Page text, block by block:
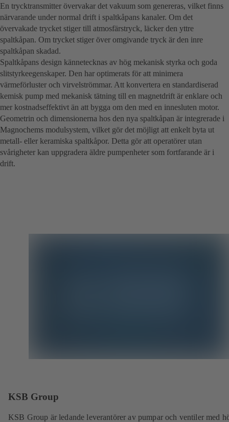
En trycktransmitter övervakar det vakuum som genereras, vilket finns
närvarande under normal drift i spaltkåpans kanaler. Om det
övervakade trycket stiger till atmosfärstryck, läcker den yttre
spaltkåpan. Om trycket stiger över omgivande tryck är den inre
spaltkåpan skadad.
Spaltkåpans design kännetecknas av hög mekanisk styrka och goda
slitstyrkeegenskaper. Den har optimerats för att minimera
värmeförluster och virvelströmmar. Att konvertera en standardiserad
kemisk pump med mekanisk tätning till en magnetdrift är enklare och
mer kostnadseffektivt än att bygga om den med en innesluten motor.
Geometrin och dimensionerna hos den nya spaltkåpan är integrerade i
Magnochems modulsystem, vilket gör det möjligt att enkelt byta ut
metall- eller keramiska spaltkåpor. Detta gör att operatörer utan
svårigheter kan uppgradera äldre pumpenheter som fortfarande är i
drift.
KSB Group
KSB Group är ledande leverantörer av pumpar och ventiler med